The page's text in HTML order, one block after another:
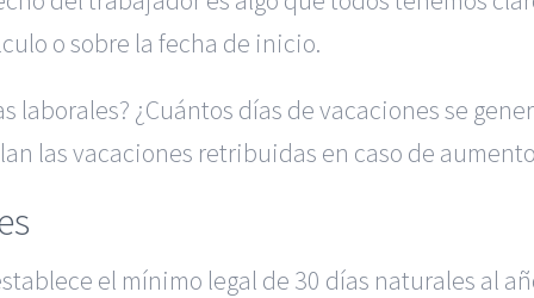
o sobre la fecha de inicio.
laborales? ¿Cuántos días de vacaciones se
las vacaciones retribuidas en caso de
el mínimo legal de 30 días naturales al